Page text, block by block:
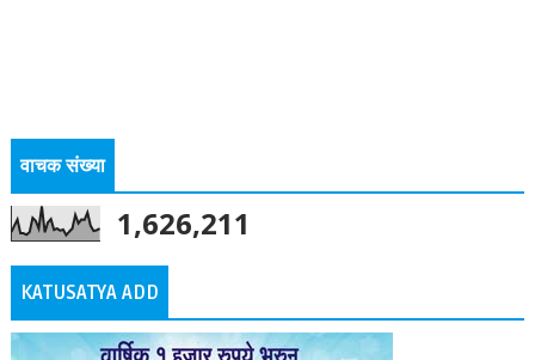
वाचक संख्या
1,626,211
KATUSATYA ADD